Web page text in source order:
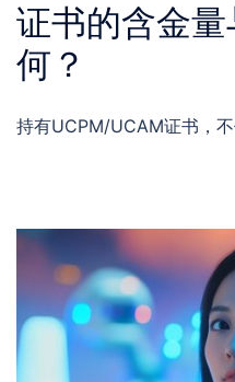
证书的含金
何？
持有UCPM/UCAM证书，